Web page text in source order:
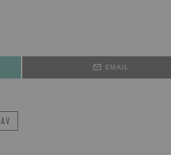
EMAIL